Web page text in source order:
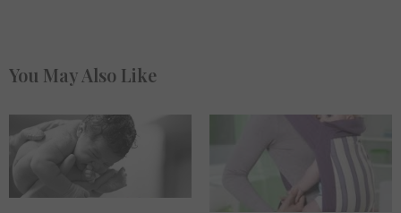
You May Also Like